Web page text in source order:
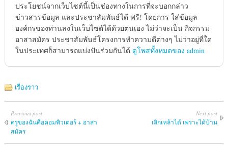
ประโยชน์จากเว็บไซต์นี้เป็นช่องทางในการที่จะบอกกล่าว
ข่าวสารข้อมูล และประชาสัมพันธ์ได้ ฟรี! โดยการ ใส่ข้อมูล
องค์กรของท่านลงในเว็บไซต์ได้ด้วยตนเอง ไม่ว่าจะเป็น กิจกรรม
อาสาสมัคร ประชาสัมพันธ์โครงการทำความดีต่างๆ ไม่ว่าอยู่ที่ใด
ในประเทศก็สามารถแบ่งปันร่วมกันได้ ดูโพสทั้งหมดของ admin
เรื่องราว
Previous post
ครูของฉันคือคอมพิวเตอร์ + อาสา
สมัคร
Next post
เลิกเหล้าได้ เพราะได้บ้าน